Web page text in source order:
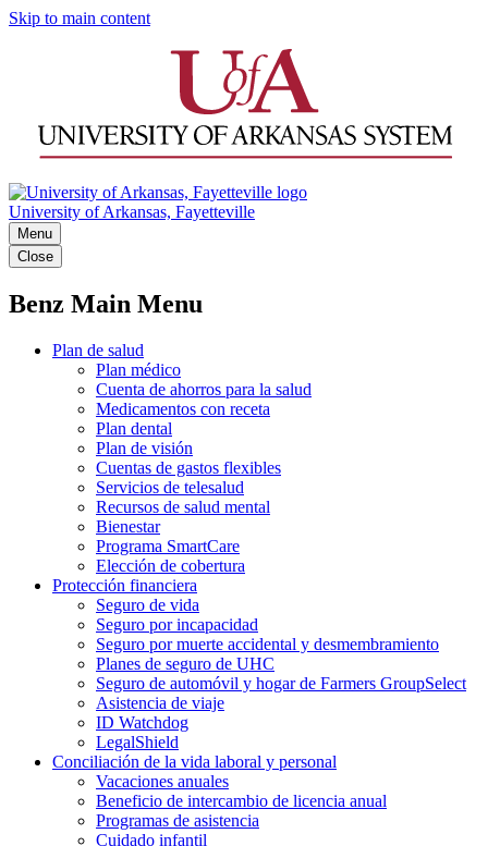
Skip to main content
University of Arkansas, Fayetteville
Menu
Close
Benz Main Menu
Plan de salud
Plan médico
Cuenta de ahorros para la salud
Medicamentos con receta
Plan dental
Plan de visión
Cuentas de gastos flexibles
Servicios de telesalud
Recursos de salud mental
Bienestar
Programa SmartCare
Elección de cobertura
Protección financiera
Seguro de vida
Seguro por incapacidad
Seguro por muerte accidental y desmembramiento
Planes de seguro de UHC
Seguro de automóvil y hogar de Farmers GroupSelect
Asistencia de viaje
ID Watchdog
LegalShield
Conciliación de la vida laboral y personal
Vacaciones anuales
Beneficio de intercambio de licencia anual
Programas de asistencia
Cuidado infantil